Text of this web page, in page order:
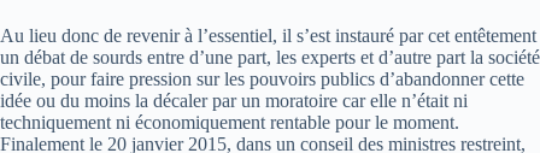
Au lieu donc de revenir à l’essentiel, il s’est instauré par cet entêtement
un débat de sourds entre d’une part, les experts et d’autre part la société
civile, pour faire pression sur les pouvoirs publics d’abandonner cette
idée ou du moins la décaler par un moratoire car elle n’était ni
techniquement ni économiquement rentable pour le moment.
Finalement le 20 janvier 2015, dans un conseil des ministres restreint,